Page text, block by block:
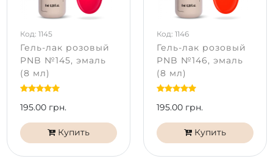
Код: 1145
Гель-лак розовый
PNB №145, эмаль
(8 мл)
195.00 грн.
Купить
Код: 1146
Гель-лак розовый
PNB №146, эмаль
(8 мл)
195.00 грн.
Купить